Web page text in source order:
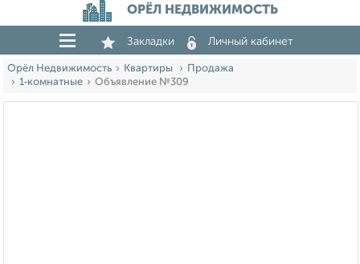
ОРЁЛ НЕДВИЖИМОСТЬ
Закладки Личный кабинет
Орёл Недвижимость Квартиры
Продажа
1‑комнатные
Объявление №309